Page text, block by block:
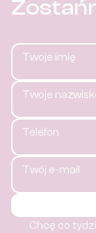
Twoje imię
Twoje
Telefon
Twój e-mail
Chcę co